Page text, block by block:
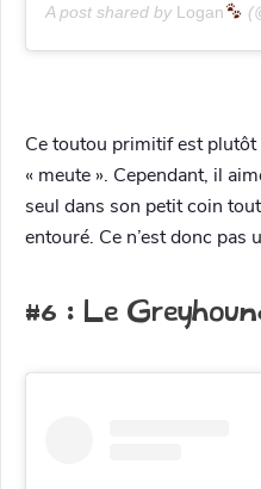
A post shared by Logan
Ce toutou primitif est
« meute ». Cependant, il
seul dans son petit coin
entouré. Ce n’est donc pas
#6 : Le